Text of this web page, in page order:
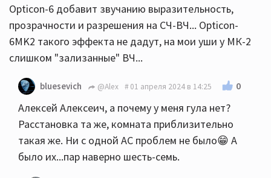
Opticon-6 добавит звучанию выразительность,
прозрачности и разрешения на СЧ-ВЧ... Opticon-
6MK2 такого эффекта не дадут, на мои уши у МК-2
слишком "зализанные" ВЧ...
bluesevich @Alex 01 апреля 2024 в 14:25 0
Алексей Алексеич, а почему у меня гула нет?
Расстановка та же, комната приблизительно
такая же. Ни с одной АС проблем не было😁 А
было их...пар наверно шесть-семь.